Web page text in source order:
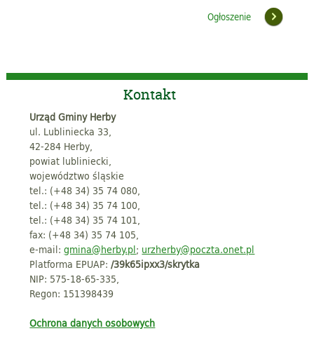
Ogłoszenie
Kontakt
Urząd Gminy Herby
ul. Lubliniecka 33,
42-284 Herby,
powiat lubliniecki,
województwo śląskie
tel.: (+48 34) 35 74 080,
tel.: (+48 34) 35 74 100,
tel.: (+48 34) 35 74 101,
fax: (+48 34) 35 74 105,
e-mail:gmina@herby.pl; urzherby@poczta.onet.pl
Platforma EPUAP:/39k65ipxx3/skrytka
NIP: 575-18-65-335,
Regon: 151398439
Ochrona danych osobowych